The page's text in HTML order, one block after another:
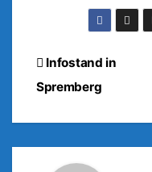
Infostand in
Spremberg